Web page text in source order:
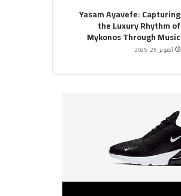
Yasam Ayavefe: Capturing
the Luxury Rhythm of
Mykonos Through Music
أكتوبر 25, 2025